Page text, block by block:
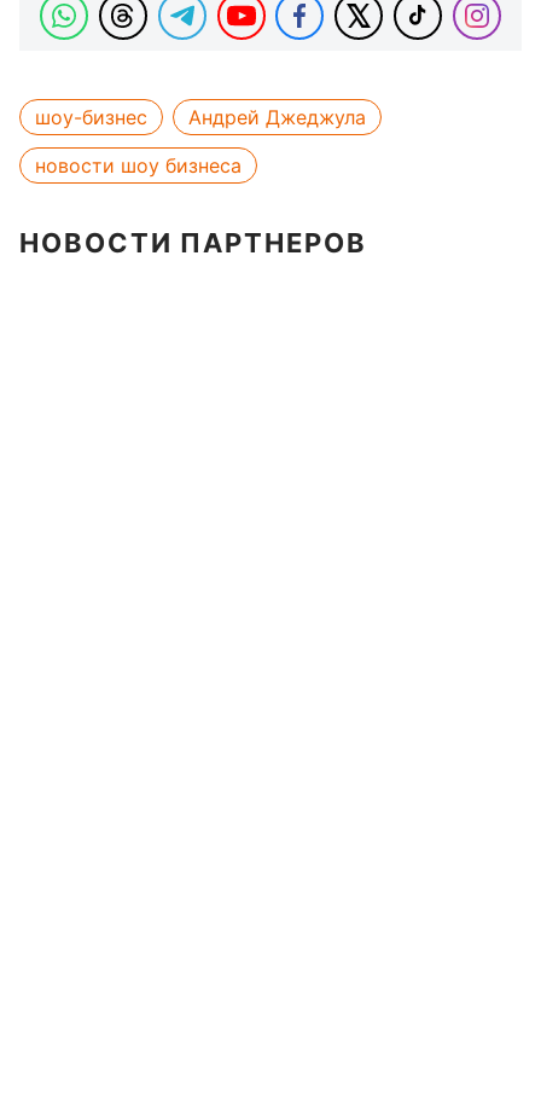
шоу-бизнес
Андрей Джеджула
новости шоу бизнеса
НОВОСТИ ПАРТНЕРОВ